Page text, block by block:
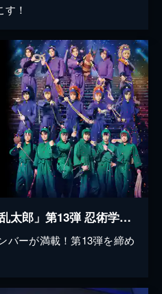
！
ミュージカル「忍たま乱太郎」第13弾 忍術学園学園祭 2023
バーが満載！第13弾を締め